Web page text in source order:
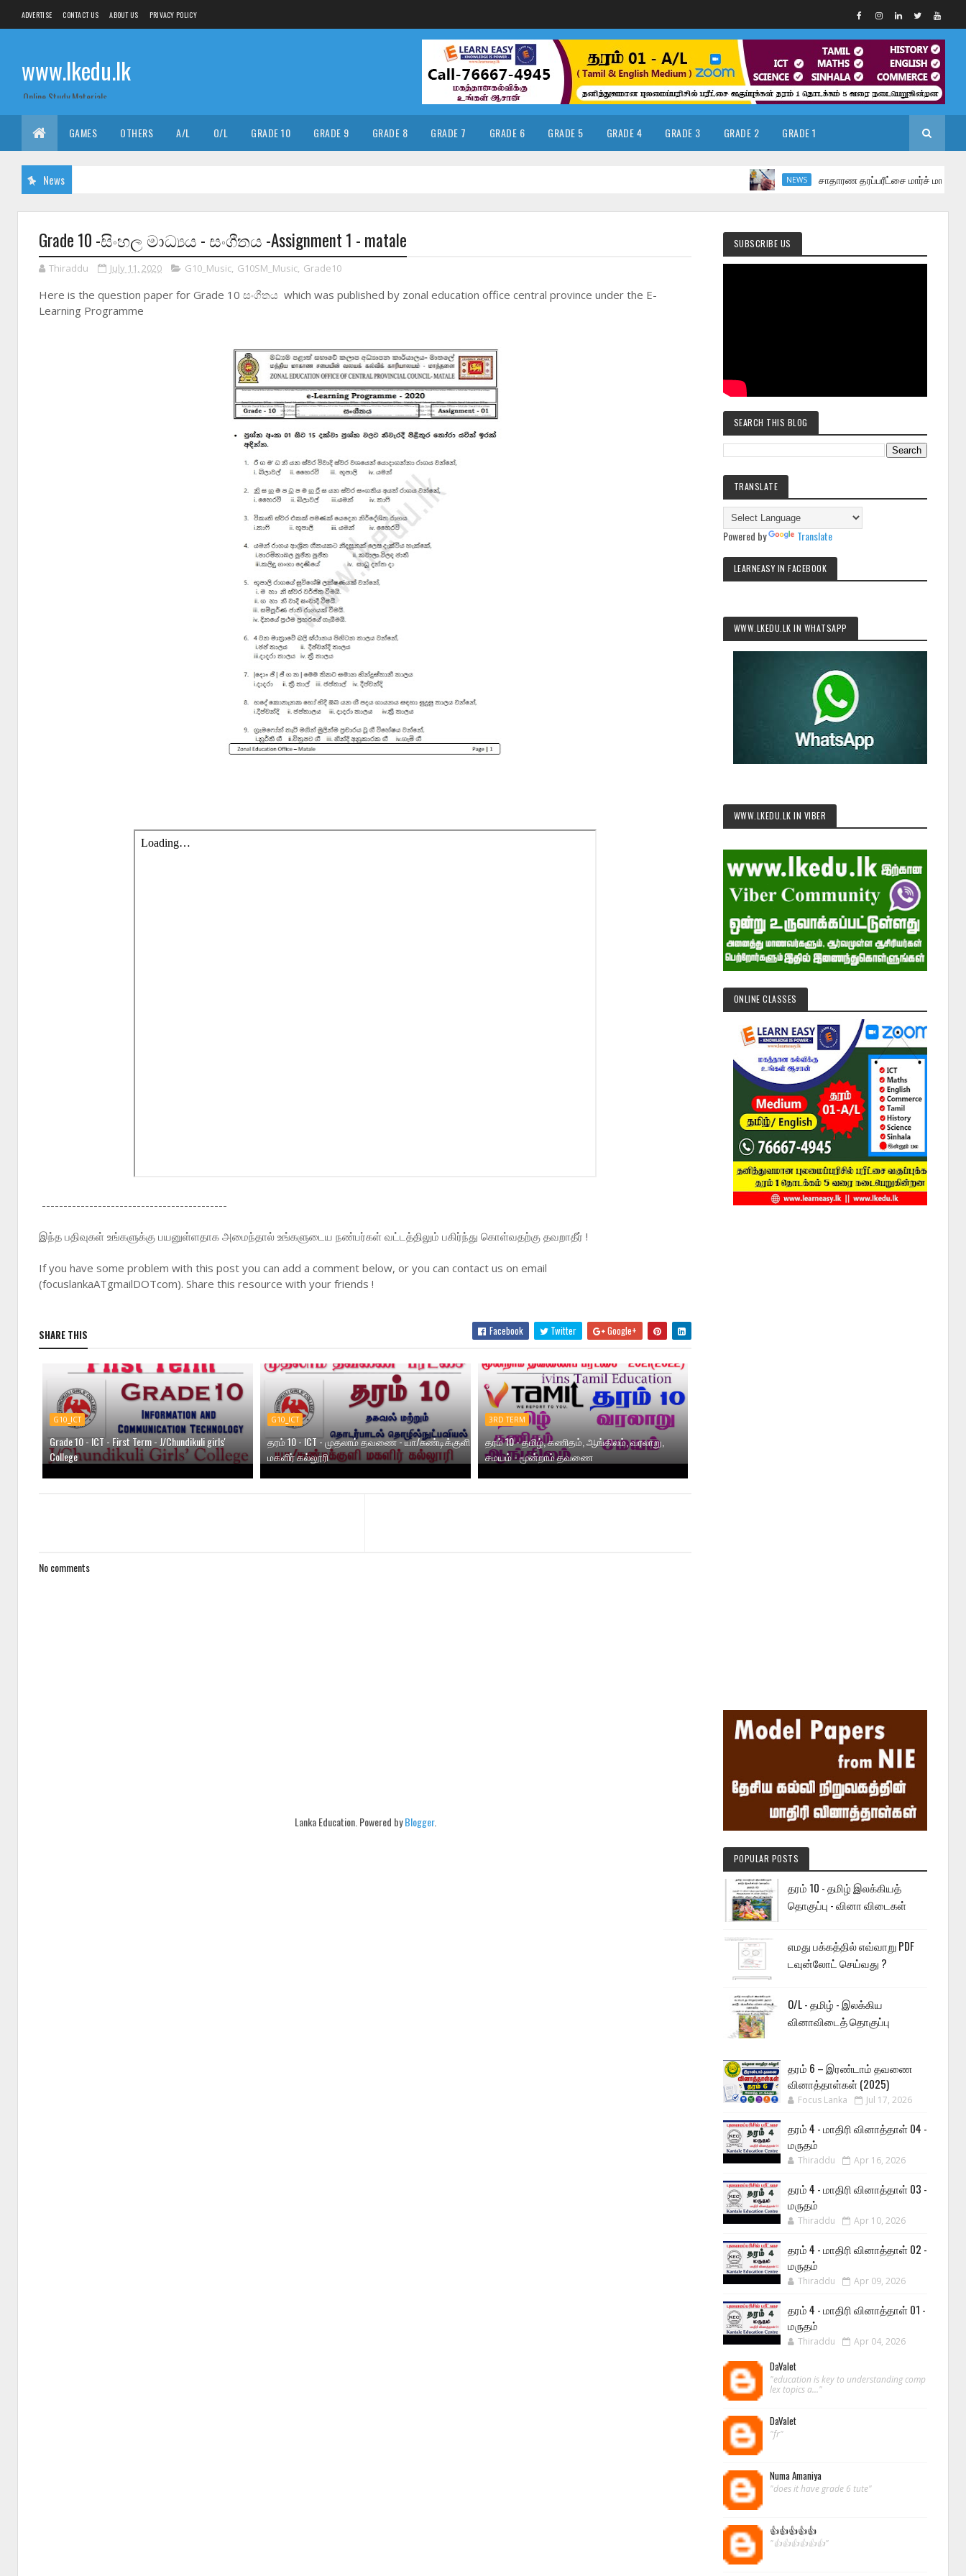
ADVERTISE CONTACT US ABOUT US PRIVACY POLICY
www.lkedu.lk
Online Study Materials
GAMES OTHERS A/L O/L GRADE 10 GRADE 9 GRADE 8 GRADE 7 GRADE 6 GRADE 5 GRADE 4 GRADE 3 GRADE 2 GRADE 1
News NEWS சாதாரண தரப்பரீட்சை மார்ச் மாதத்தில்
Grade 10 -සිංහල මාධ්‍යය - සංගීතය -Assignment 1 - matale
Thiraddu July 11, 2020 G10_Music, G10SM_Music, Grade10
Here is the question paper for Grade 10 සංගීතය which was published by zonal education office central province under the E-
Learning Programme
-------------------------------------------
இந்த பதிவுகள் உங்களுக்கு பயனுள்ளதாக அமைந்தால் உங்களுடைய நண்பர்கள் வட்டத்திலும் பகிர்ந்து கொள்வதற்கு தவறாதீர் !
If you have some problem with this post you can add a comment below, or you can contact us on email
(focuslankaATgmailDOTcom). Share this resource with your friends !
SHARE THIS Facebook Twitter Google+
G10_ICT
Grade 10 - ICT - First Term - J/Chundikuli girls'
College
G10_ICT
தரம் 10 - ICT - முதலாம் தவணை - யா/சுண்டிக்குளி
மகளிர் கல்லூரி
3RD TERM
தரம் 10 - தமிழ், கணிதம், ஆங்கிலம், வரலாறு,
சமயம் - மூன்றாம் தவணை
No comments
Lanka Education. Powered byBlogger.
SUBSCRIBE US
SEARCH THIS BLOG
TRANSLATE
Powered by Translate
LEARNEASY IN FACEBOOK
WWW.LKEDU.LK IN WHATSAPP
WWW.LKEDU.LK IN VIBER
ONLINE CLASSES
POPULAR POSTS
தரம் 10 - தமிழ் இலக்கியத்
தொகுப்பு - வினா விடைகள்
எமது பக்கத்தில் எவ்வாறு PDF
டவுன்லோட் செய்வது ?
O/L - தமிழ் - இலக்கிய
வினாவிடைத் தொகுப்பு
தரம் 6 – இரண்டாம் தவணை
வினாத்தாள்கள் (2025)
Focus Lanka Jul 17, 2026
தரம் 4 - மாதிரி வினாத்தாள் 04 -
மருதம்
Thiraddu Apr 16, 2026
தரம் 4 - மாதிரி வினாத்தாள் 03 -
மருதம்
Thiraddu Apr 10, 2026
தரம் 4 - மாதிரி வினாத்தாள் 02 -
மருதம்
Thiraddu Apr 09, 2026
தரம் 4 - மாதிரி வினாத்தாள் 01 -
மருதம்
Thiraddu Apr 04, 2026
DaValet
"education is key to understanding comp
lex topics a..."
DaValet
"fr"
Numa Amaniya
"does it have grade 6 tute"
👍👍👍👍👍
"👍👍👍👍👍👍"